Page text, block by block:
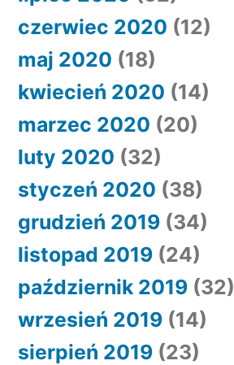
czerwiec 2020 (12)
maj 2020 (18)
kwiecień 2020 (14)
marzec 2020 (20)
luty 2020 (32)
styczeń 2020 (38)
grudzień 2019 (34)
listopad 2019 (24)
październik 2019 (32)
wrzesień 2019 (14)
sierpień 2019 (23)